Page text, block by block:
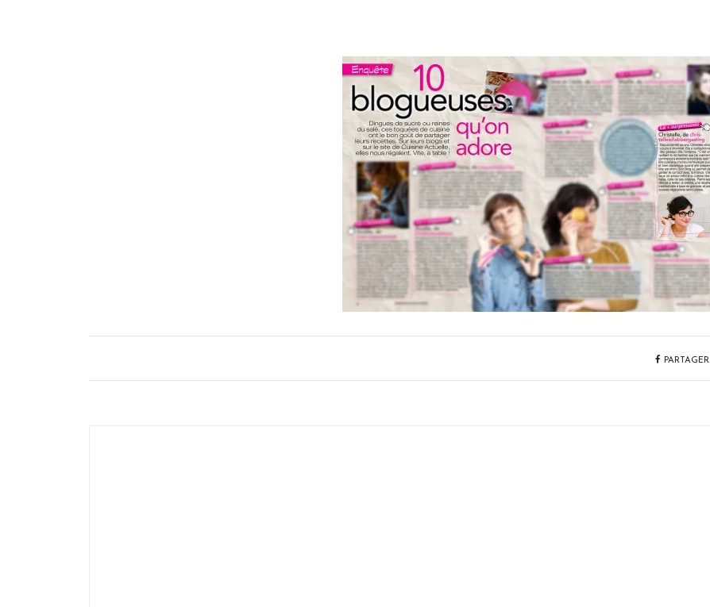
PARTAGER